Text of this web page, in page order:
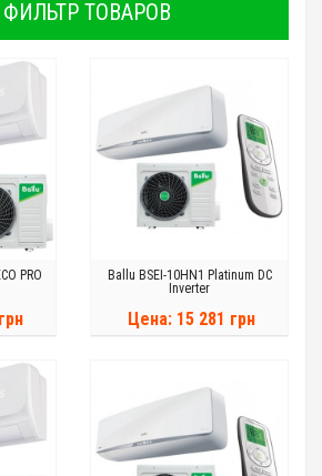
ФИЛЬТР ТОВАРОВ
PRO
Ballu BSEI-10HN1 Platinum DC
Inverter
Цена: 15 281 грн